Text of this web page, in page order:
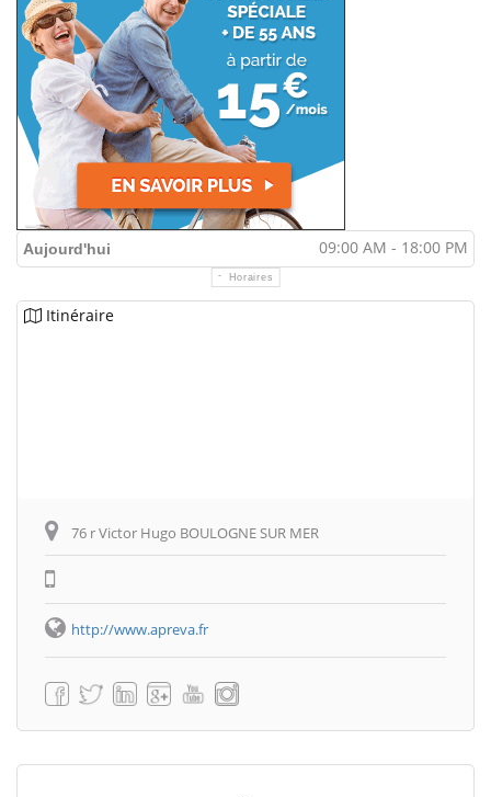
Aujourd'hui 09:00 AM - 18:00 PM
Horaires
Itinéraire
76 r Victor Hugo BOULOGNE SUR MER
http://www.apreva.fr